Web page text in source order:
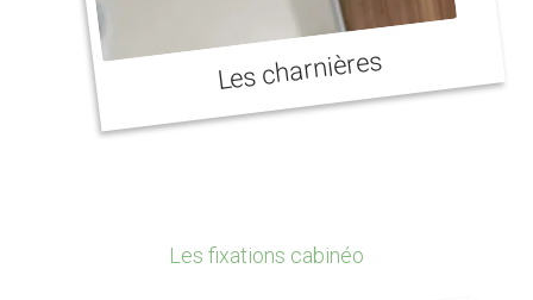
Les charnières
Les fixations cabinéo